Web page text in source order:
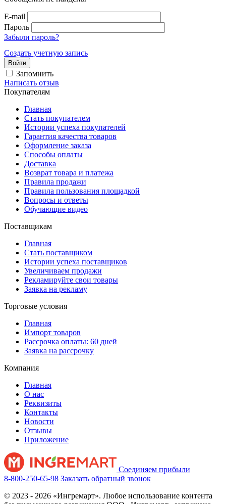
E-mail
Пароль
Забыли пароль?
Создать учетную запись
Войти
Запомнить
Написать отзыв
Покупателям
Главная
Стать покупателем
Истории успеха покупателей
Гарантия качества товаров
Оформление заказа
Способы оплаты
Доставка
Возврат товара и платежа
Правила продажи
Правила пользования площадкой
Вопросы и ответы
Обучающие видео
Поставщикам
Главная
Стать поставщиком
Истории успеха поставщиков
Увеличиваем продажи
Рекламируйте свои товары
Заявка на рекламу
Торговые условия
Главная
Импорт товаров
Рассрочка оплаты: 60 дней
Заявка на рассрочку
Компания
Главная
О нас
Реквизиты
Контакты
Новости
Отзывы
Приложение
Соединяем прибыли
8-800-250-65-98 Заказать обратный звонок
© 2023 - 2026 «Ингремарт». Любое использование контента